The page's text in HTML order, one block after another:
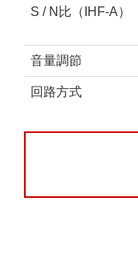
S / N比（IHF‐A）
音量調節
回路方式